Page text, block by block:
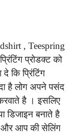
, Teespring
प्रोडक्ट को
कि प्रिंटिंग
है लोग अपने पसंद
है । इसलिए
डिजाइन बनाते है
और आप की सेलिंग